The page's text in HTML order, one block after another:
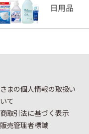
まの個人情報の取扱い
て
取引法に基づく表示
売管理者標識